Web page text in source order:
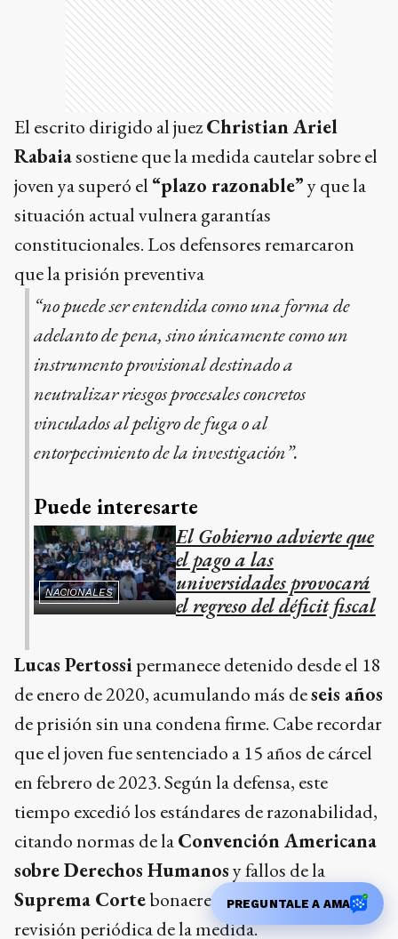
El escrito dirigido al juezChristian Ariel
Rabaiasostiene que la medida cautelar sobre el
joven ya superó el “plazo razonable”y que la
situación actual vulnera garantías
constitucionales. Los defensores remarcaron
que la prisión preventiva
“no puede ser entendida como una forma de
adelanto de pena, sino únicamente como un
instrumento provisional destinado a
neutralizar riesgos procesales concretos
vinculados al peligro de fuga o al
entorpecimiento de la investigación”.
Puede interesarte
NACIONALES
El Gobierno advierte que
el pago a las
universidades provocará
el regreso del déficit fiscal
Lucas Pertossipermanece detenido desde el 18
de enero de 2020, acumulando más deseis años
de prisión sin una condena firme. Cabe recordar
que el joven fue sentenciado a 15 años de cárcel
en febrero de 2023. Según la defensa, este
tiempo excedió los estándares de razonabilidad,
citando normas de laConvención Americana
sobre Derechos Humanosy fallos de la
Suprema Cortebonaerense para insistir en la
revisión periódica de la medida.
PREGUNTALE A AMA